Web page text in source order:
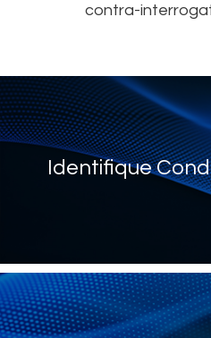
contra-
Identifique